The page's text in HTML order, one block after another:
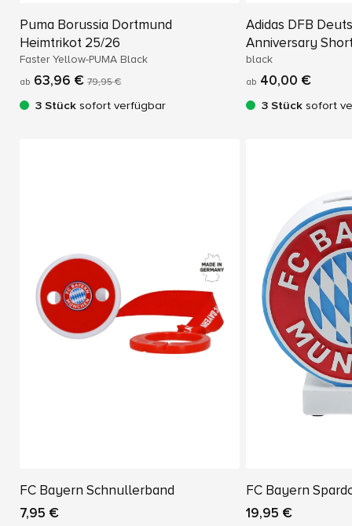
Puma Borussia Dortmund
Heimtrikot 25/26
Faster Yellow-PUMA Black
ab 63,96 € 79,95 €
3 Stück sofort verfügbar
Adidas DFB
Anniversary
black
ab 40,00 €
3 Stück sofort
FC Bayern Schnullerband
7,95 €
FC Bayern
19,95 €